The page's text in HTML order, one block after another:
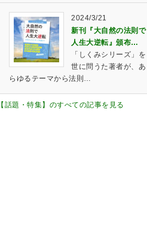
2024/3/21
新刊『大自然の法則で
人生大逆転』頒布…
「しくみシリーズ」を
世に問うた著者が、あ
らゆるテーマから法則…
【話題・特集】のすべての記事を見る